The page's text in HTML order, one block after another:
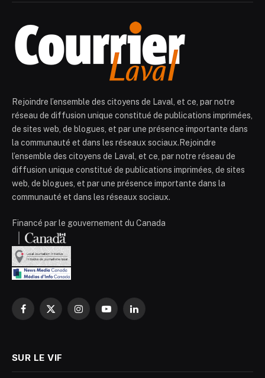
Rejoindre l’ensemble des citoyens de Laval, et ce, par notre
réseau de diffusion unique constitué de publications imprimées,
de sites web, de blogues, et par une présence importante dans
la communauté et dans les réseaux sociaux.Rejoindre
l’ensemble des citoyens de Laval, et ce, par notre réseau de
diffusion unique constitué de publications imprimées, de sites
web, de blogues, et par une présence importante dans la
communauté et dans les réseaux sociaux.
Financé par le gouvernement du Canada
Facebook
X
InstagramYouTubeLinkedIn
SUR LE VIF